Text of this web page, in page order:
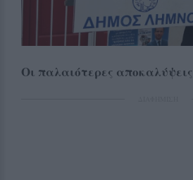
Οι παλαιότερες αποκαλύψεις